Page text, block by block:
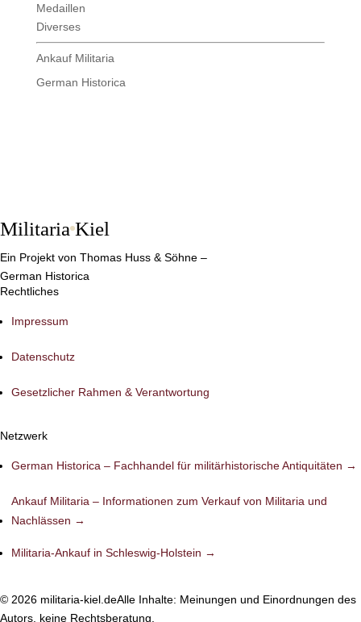
Medaillen
Diverses
Ankauf Militaria
German Historica
Militaria Kiel
Ein Projekt von Thomas Huss & Söhne –
German Historica
Rechtliches
Impressum
Datenschutz
Gesetzlicher Rahmen & Verantwortung
Netzwerk
German Historica – Fachhandel für militärhistorische Antiquitäten →
Ankauf Militaria – Informationen zum Verkauf von Militaria und
Nachlässen →
Militaria-Ankauf in Schleswig-Holstein →
© 2026 militaria-kiel.deAlle Inhalte: Meinungen und Einordnungen des
Autors, keine Rechtsberatung.